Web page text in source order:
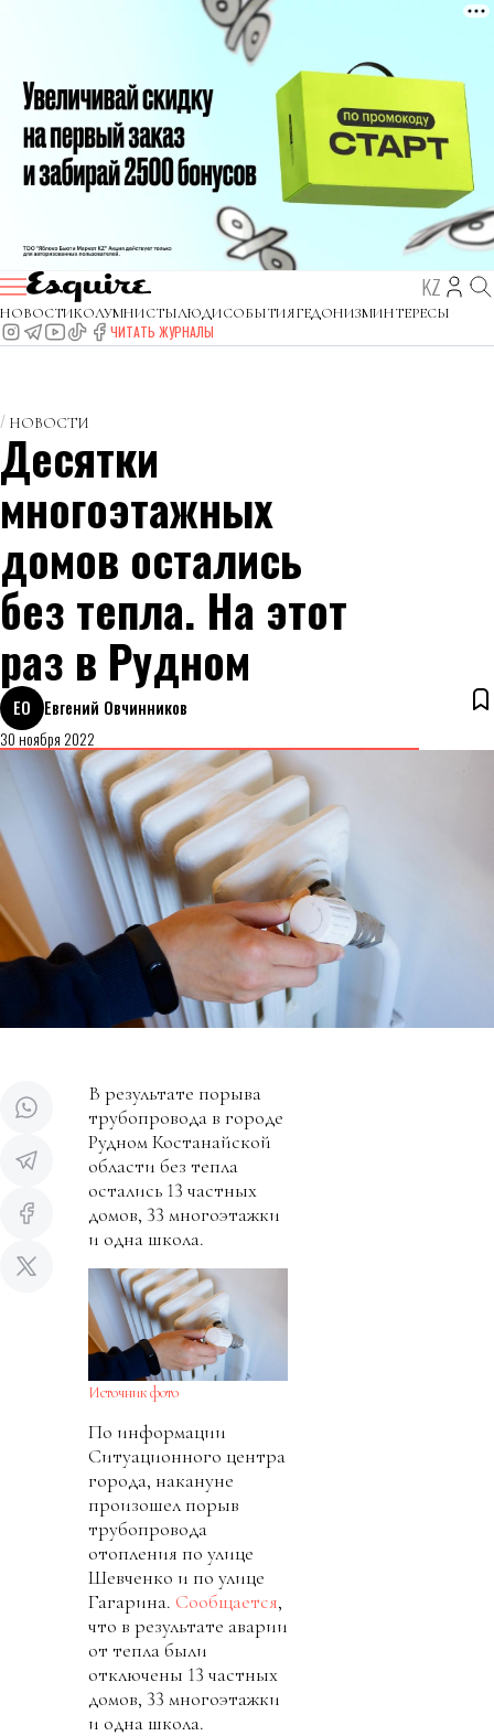
KZ
НОВОСТИКОЛУМНИСТЫЛЮДИСОБЫТИЯГЕДОНИЗМИНТЕРЕСЫ
ЧИТАТЬ ЖУРНАЛЫ
НОВОСТИ
Десятки
многоэтажных
домов остались
без тепла. На этот
раз в Рудном
ЕО
Евгений Овчинников
30 ноября 2022
В результате порыва
трубопровода в городе
Рудном Костанайской
области без тепла
остались 13 частных
домов, 33 многоэтажки
и одна школа.
Источник фото
По информации
Ситуационного центра
города, накануне
произошел порыв
трубопровода
отопления по улице
Шевченко и по улице
Гагарина. Сообщается,
что в результате аварии
от тепла были
отключены 13 частных
домов, 33 многоэтажки
и одна школа.